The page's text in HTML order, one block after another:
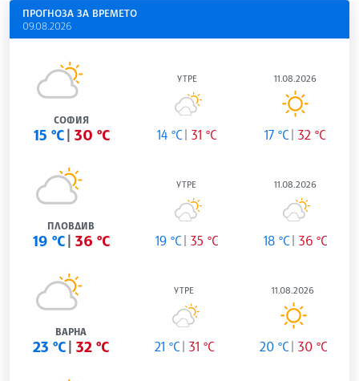
ПРОГНОЗА ЗА ВРЕМЕТО
09.08.2026
СОФИЯ
15 °C 30 °C
УТРЕ
14 °C 31 °C
11.08.2026
17 °C 32 °C
ПЛОВДИВ
19 °C 36 °C
УТРЕ
19 °C 35 °C
11.08.2026
18 °C 36 °C
ВАРНА
23 °C 32 °C
УТРЕ
21 °C 31 °C
11.08.2026
20 °C 30 °C